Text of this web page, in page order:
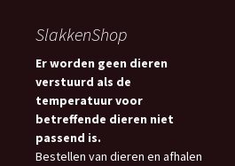
SlakkenShop
Er worden geen dieren
verstuurd als de
temperatuur voor
betreffende dieren niet
passend is.
Bestellen van dieren en afhalen